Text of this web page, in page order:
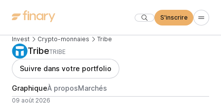
S'inscrire
Invest Crypto-monnaies Tribe
TribeTRIBE
Suivre dans votre portfolio
GraphiqueÀ proposMarchés
09 août 2026